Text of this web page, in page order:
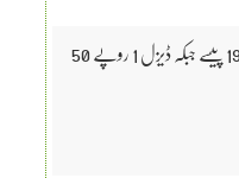
پیٹرول 3 روپے 19 پیسے جبکہ ڈیزل 1 روپے 50